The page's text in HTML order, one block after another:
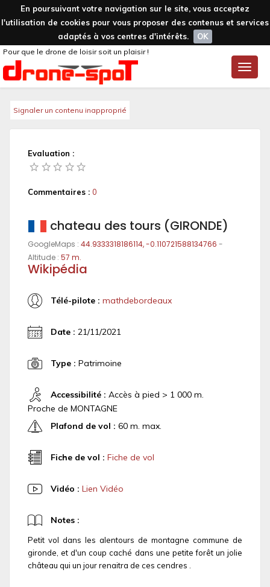
En poursuivant votre navigation sur le site, vous acceptez
l'utilisation de cookies pour vous proposer des contenus et services
adaptés à vos centres d'intérêts.
OK
Toggle
Pour que le drone de loisir soit un plaisir !
Signaler un contenu inapproprié
Evaluation :
Commentaires : 0
chateau des tours (GIRONDE)
GoogleMaps : 44.9333318186114, -0.110721588134766 -
Altitude : 57 m.
Wikipédia
Télé-pilote : mathdebordeaux
Date : 21/11/2021
Type : Patrimoine
Accessibilité : Accès à pied > 1 000 m.
Proche de MONTAGNE
Plafond de vol : 60 m. max.
Fiche de vol : Fiche de vol
Vidéo : Lien Vidéo
Notes :
Petit vol dans les alentours de montagne commune de
gironde, et d'un coup caché dans une petite forêt un jolie
château qui un jour renaitra de ces cendres .